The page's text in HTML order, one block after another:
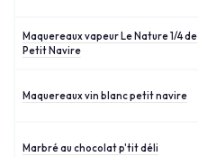
Maquereaux vapeur Le Nature 1/4 de
Petit Navire
Maquereaux vin blanc petit navire
Marbré au chocolat p'tit déli